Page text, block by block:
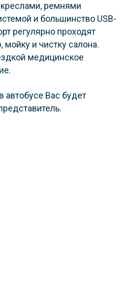
ремнями
и большинство USB-
регулярно проходят
мойку и чистку салона.
медицинское
автобусе Вас будет